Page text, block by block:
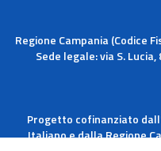
Regione Campania (Codice
Sede legale: via S.
Progetto cofinanziato
Italiano e dalla Regione